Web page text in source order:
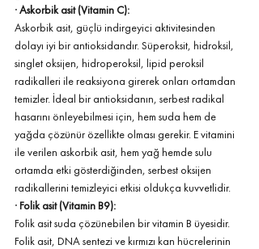
· Askorbik asit (Vitamin C):
Askorbik asit, güçlü indirgeyici aktivitesinden
dolayı iyi bir antioksidandır. Süperoksit, hidroksil,
singlet oksijen, hidroperoksil, lipid peroksil
radikalleri ile reaksiyona girerek onları ortamdan
temizler. İdeal bir antioksidanın, serbest radikal
hasarını önleyebilmesi için, hem suda hem de
yağda çözünür özellikte olması gerekir. E vitamini
ile verilen askorbik asit, hem yağ hemde sulu
ortamda etki gösterdiğinden, serbest oksijen
radikallerini temizleyici etkisi oldukça kuvvetlidir.
· Folik asit (Vitamin B9):
Folik asit suda çözünebilen bir vitamin B üyesidir.
Folik asit, DNA sentezi ve kırmızı kan hücrelerinin